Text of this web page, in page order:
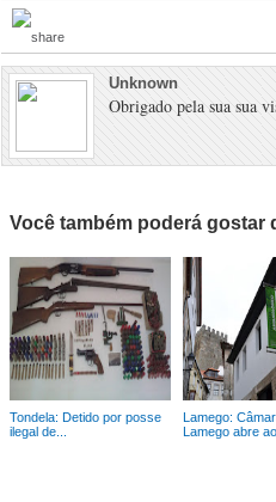
Unknown
Obrigado pela sua sua
Você também poderá gostar
Tondela: Detido por posse
ilegal de...
Lamego:
Lamego abre ao